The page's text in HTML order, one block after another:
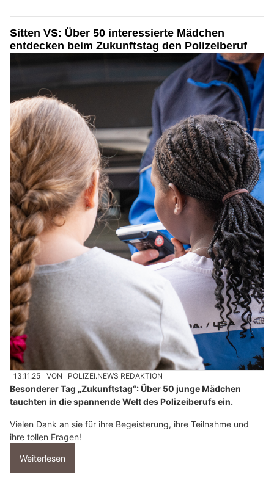
Sitten VS: Über 50 interessierte Mädchen
entdecken beim Zukunftstag den Polizeiberuf
13.11.25 VON POLIZEI.NEWS REDAKTION
Besonderer Tag „Zukunftstag“: Über 50 junge Mädchen
tauchten in die spannende Welt des Polizeiberufs ein.
Vielen Dank an sie für ihre Begeisterung, ihre Teilnahme und
ihre tollen Fragen!
Weiterlesen